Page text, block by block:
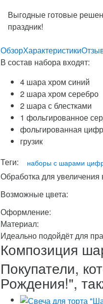
Выгодные готовые
праздник!
ОбзорХарактеристики
В состав набора входят:
4 шара хром синий
2 шара хром серебро
2 шара с блестками
1 фольгированное
фольгированная
грузик
Теги:
наборы с шарами
Обработка для увеличения
Возможные цвета:
Оформление:
Материал:
Идеально подойдёт для
Композиция
Покупатели,
Рождения!",